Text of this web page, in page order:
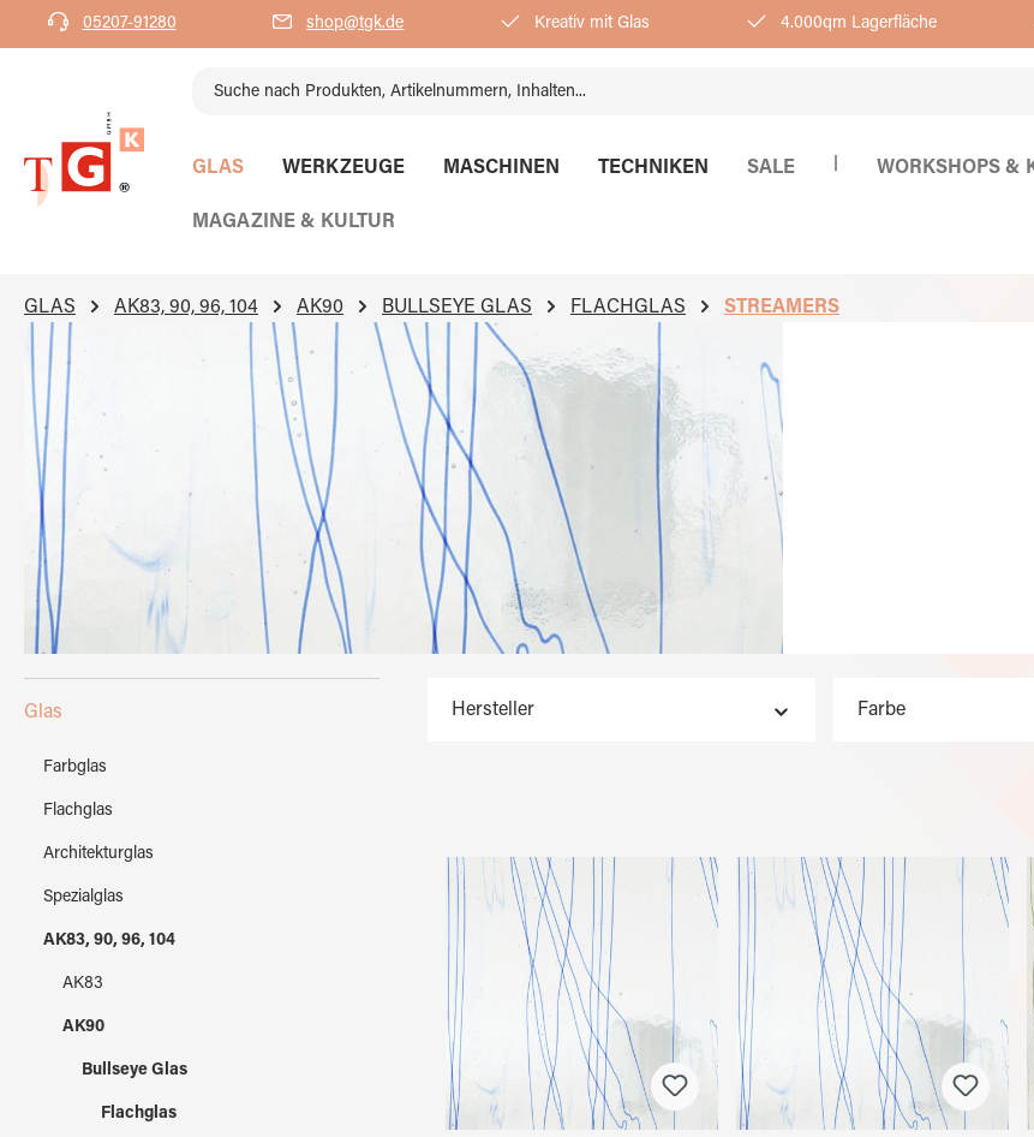
Zur Hauptnavigation springen
05207-91280 shop@tgk.de Kreativ mit Glas 4.000qm Lagerfläche
GLAS WERKZEUGE MASCHINEN TECHNIKEN SALE WORKSHOPS &
MAGAZINE & KULTUR
GLAS AK83, 90, 96, 104 AK90 BULLSEYE GLAS FLACHGLAS STREAMERS
Glas
Farbglas
Flachglas
Architekturglas
Spezialglas
AK83, 90, 96, 104
AK83
AK90
Bullseye Glas
Flachglas
Hersteller Farbe